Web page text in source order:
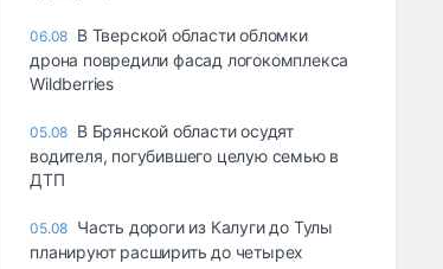
06.08 В Тверской области обломки
дрона повредили фасад логокомплекса
Wildberries
05.08 В Брянской области осудят
водителя, погубившего целую семью в
ДТП
05.08 Часть дороги из Калуги до Тулы
планируют расширить до четырех